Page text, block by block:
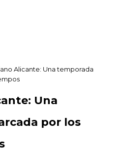
Alicante: Una temporada
Una
por los